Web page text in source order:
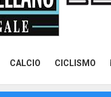
CALCIO CICLISMO